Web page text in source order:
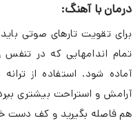
درمان با آهنگ:
برای تقویت تارهای صوتی
تمام اندامهایی که در
آماده شود. استفاده از
آرامش و استراحت بیشتری
هم فاصله بگیرید و کف دست